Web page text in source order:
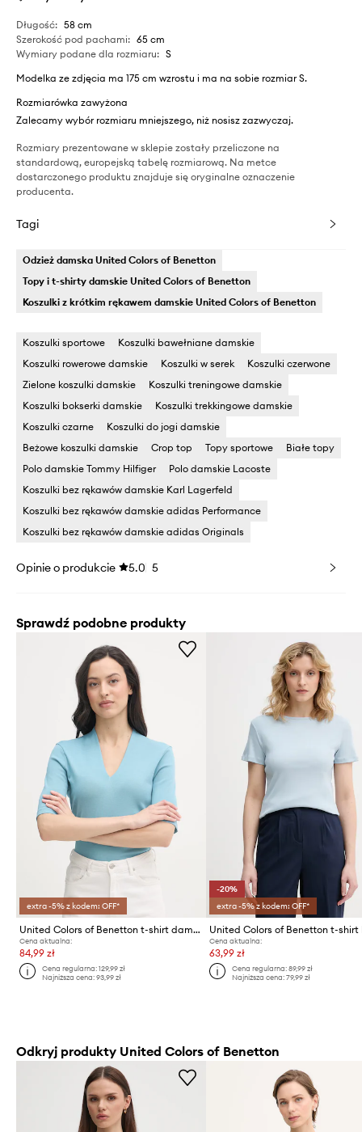
Długość: 58 cm
Szerokość pod pachami: 65 cm
Wymiary podane dla rozmiaru: S
Modelka ze zdjęcia ma 175 cm wzrostu i ma na sobie rozmiar S.
Rozmiarówka zawyżona
Zalecamy wybór rozmiaru mniejszego, niż nosisz zazwyczaj.
Rozmiary prezentowane w sklepie zostały przeliczone na
standardową, europejską tabelę rozmiarową. Na metce
dostarczonego produktu znajduje się oryginalne oznaczenie
producenta.
Tagi
Odzież damska United Colors of Benetton
Topy i t-shirty damskie United Colors of Benetton
Koszulki z krótkim rękawem damskie United Colors of Benetton
Koszulki sportowe
Koszulki bawełniane damskie
Koszulki rowerowe damskie
Koszulki w serek
Koszulki czerwone
Zielone koszulki damskie
Koszulki treningowe damskie
Koszulki bokserki damskie
Koszulki trekkingowe damskie
Koszulki czarne
Koszulki do jogi damskie
Beżowe koszulki damskie
Crop top Topy sportowe
Białe topy
Polo damskie Tommy Hilfiger
Polo damskie Lacoste
Koszulki bez rękawów damskie Karl Lagerfeld
Koszulki bez rękawów damskie adidas Performance
Koszulki bez rękawów damskie adidas Originals
Opinie o produkcie 5.0 5
Sprawdź podobne produkty
extra -5% z kodem: OFF*
United Colors of Benetton t-shirt damski bawełniany
Cena aktualna:
84,99 zł
Cena regularna:129,99 zł
Najniższa cena:93,99 zł
-20%
extra -5% z kodem: OFF*
Cena aktualna:
63,99 zł
Cena regularna: 89,99 zł
Najniższa cena: 79,99 zł
Odkryj produkty United Colors of Benetton